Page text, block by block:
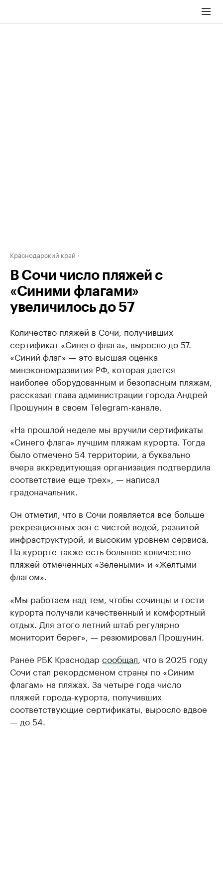
Краснодарский край
В Сочи число пляжей с
«Синими флагами»
увеличилось до 57
Количество пляжей в Сочи, получивших
сертификат «Синего флага», выросло до 57.
«Синий флаг» — это высшая оценка
минэкономразвития РФ, которая дается
наиболее оборудованным и безопасным пляжам,
рассказал глава администрации города Андрей
Прошунин в своем Telegram-канале.
«На прошлой неделе мы вручили сертификаты
«Синего флага» лучшим пляжам курорта. Тогда
было отмечено 54 территории, а буквально
вчера аккредитующая организация подтвердила
соответствие еще трех», — написал
градоначальник.
Он отметил, что в Сочи появляется все больше
рекреационных зон с чистой водой, развитой
инфраструктурой, и высоким уровнем сервиса.
На курорте также есть большое количество
пляжей отмеченных «Зелеными» и «Желтыми
флагом».
«Мы работаем над тем, чтобы сочинцы и гости
курорта получали качественный и комфортный
отдых. Для этого летний штаб регулярно
мониторит берег», — резюмировал Прошунин.
Ранее РБК Краснодар сообщал , что в 2025 году
Сочи стал рекордсменом страны по «Синим
флагам» на пляжах. За четыре года число
пляжей города-курорта, получивших
соответствующие сертификаты, выросло вдвое
— до 54.